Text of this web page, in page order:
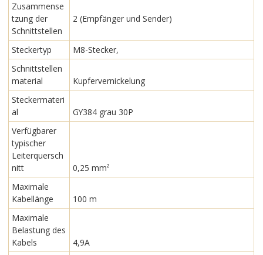
Zusammense
tzung der
Schnittstellen
2 (Empfänger und Sender)
Steckertyp
M8-Stecker,
Schnittstellen
material
Kupfervernickelung
Steckermateri
al
GY384 grau 30P
Verfügbarer
typischer
Leiterquersch
nitt
0,25 mm²
Maximale
Kabellänge
100 m
Maximale
Belastung des
Kabels
4,9A